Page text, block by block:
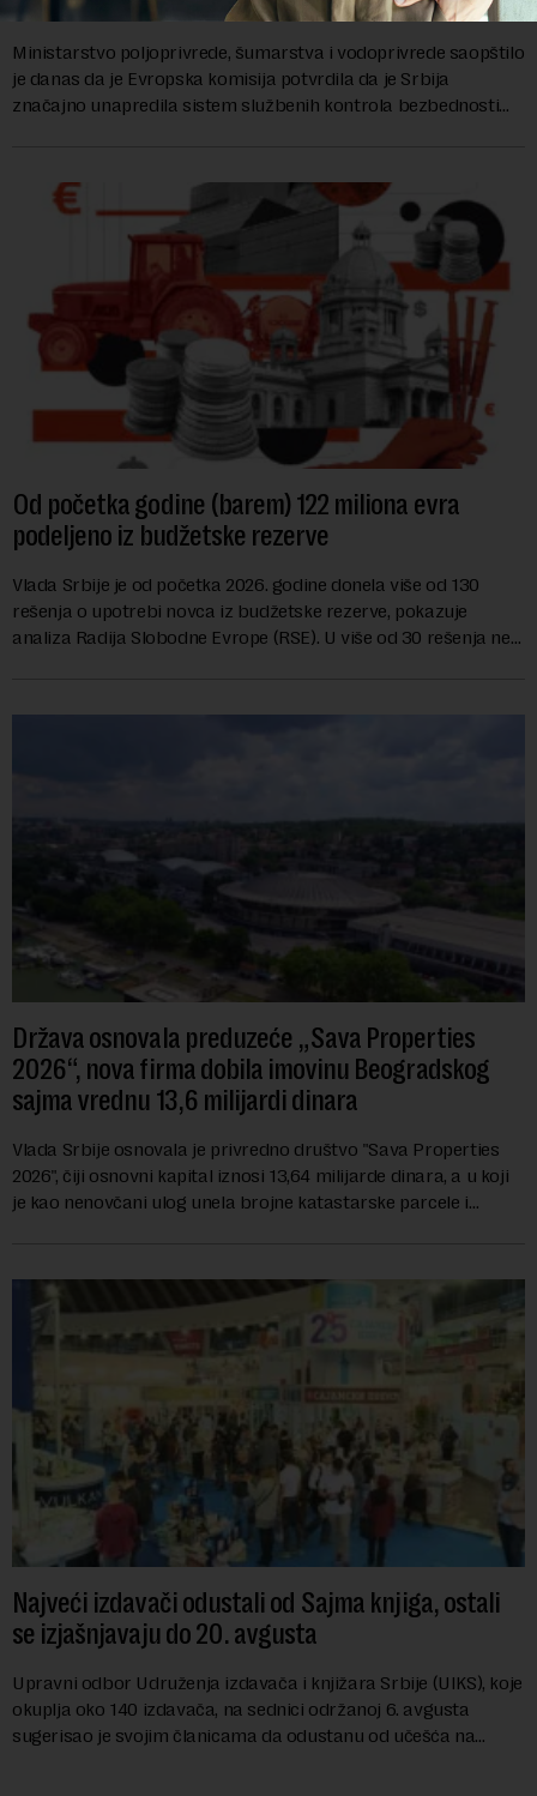
Ministarstvo poljoprivrede, šumarstva i vodoprivrede saopštilo
je danas da je Evropska komisija potvrdila da je Srbija
značajno unapredila sistem službenih kontrola bezbednosti
Od početka godine (barem) 122 miliona evra
podeljeno iz budžetske rezerve
Vlada Srbije je od početka 2026. godine donela više od 130
rešenja o upotrebi novca iz budžetske rezerve, pokazuje
analiza Radija Slobodne Evrope (RSE). U više od 30 rešenja ne
Država osnovala preduzeće „Sava Properties
2026“, nova firma dobila imovinu Beogradskog
sajma vrednu 13,6 milijardi dinara
Vlada Srbije osnovala je privredno društvo "Sava Properties
2026", čiji osnovni kapital iznosi 13,64 milijarde dinara, a u koji
je kao nenovčani ulog unela brojne katastarske parcele i
Najveći izdavači odustali od Sajma knjiga, ostali
se izjašnjavaju do 20. avgusta
Upravni odbor Udruženja izdavača i knjižara Srbije (UIKS), koje
okuplja oko 140 izdavača, na sednici održanoj 6. avgusta
sugerisao je svojim članicama da odustanu od učešća na